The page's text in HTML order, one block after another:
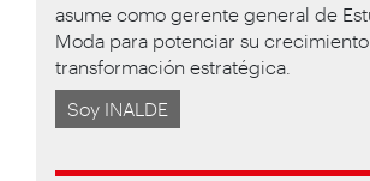
asume como gerente general de
Moda para potenciar su
transformación estratégica.
Soy INALDE